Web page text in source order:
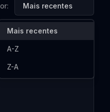
Mais recentes
Mais recentes
A-Z
Z-A